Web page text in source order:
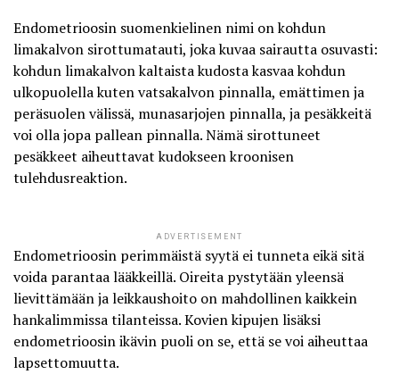
Endometrioosin suomenkielinen nimi on kohdun
limakalvon sirottumatauti, joka kuvaa sairautta osuvasti:
kohdun limakalvon kaltaista kudosta kasvaa kohdun
ulkopuolella kuten vatsakalvon pinnalla, emättimen ja
peräsuolen välissä, munasarjojen pinnalla, ja pesäkkeitä
voi olla jopa pallean pinnalla. Nämä sirottuneet
pesäkkeet aiheuttavat kudokseen kroonisen
tulehdusreaktion.
ADVERTISEMENT
Endometrioosin perimmäistä syytä ei tunneta eikä sitä
voida parantaa lääkkeillä. Oireita pystytään yleensä
lievittämäänja leikkaushoito on mahdollinen kaikkein
hankalimmissa tilanteissa. Kovien kipujen lisäksi
endometrioosin ikävin puoli on se, että se voi aiheuttaa
lapsettomuutta.